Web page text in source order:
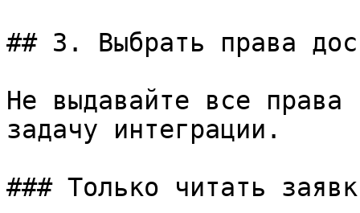
## 3. Выбрать права
Не выдавайте все
задачу интеграции.
### Только читать